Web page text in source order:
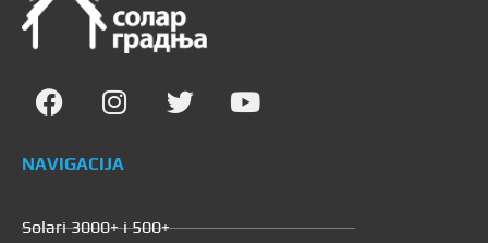
NAVIGACIJA
Solari 3000+ i 500+